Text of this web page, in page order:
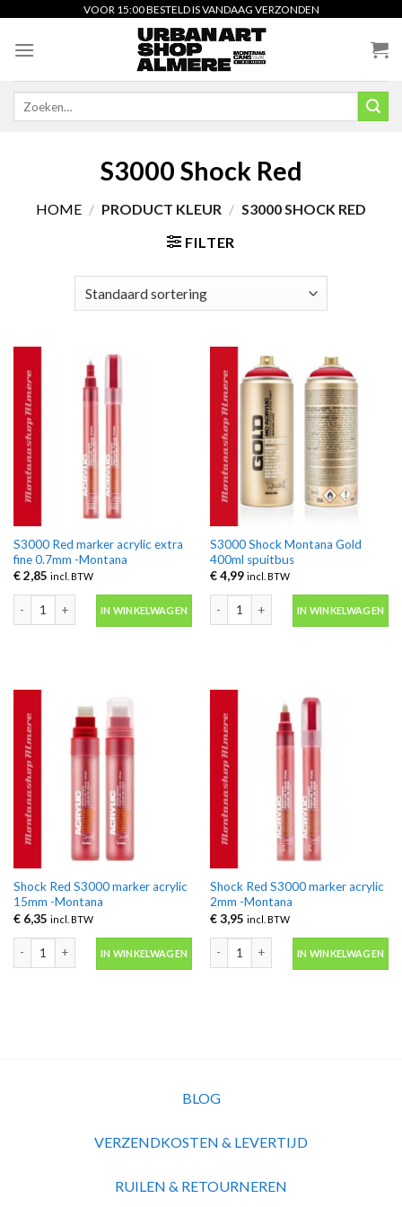
content
VOOR 15:00 BESTELD IS VANDAAG VERZONDEN
S3000 Shock Red
HOME / PRODUCT KLEUR / S3000 SHOCK RED
FILTER
S3000 Red marker acrylic extra
fine 0.7mm -Montana
€2,85 incl. BTW
S3000 Red marker acrylic extra fine 0.7mm -Montana aantal
IN WINKELWAGEN
S3000 Shock Montana Gold
400ml spuitbus
€4,99 incl. BTW
S3000 Shock Montana Gold 400ml
IN WINKELWAGEN
Shock Red S3000 marker acrylic
15mm -Montana
€6,35 incl. BTW
IN WINKELWAGEN
Shock Red S3000 marker acrylic
2mm -Montana
€3,95 incl. BTW
IN WINKELWAGEN
BLOG
VERZENDKOSTEN & LEVERTIJD
RUILEN & RETOURNEREN